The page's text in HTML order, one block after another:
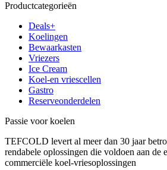
Productcategorieën
Deals+
Koelingen
Bewaarkasten
Vriezers
Ice Cream
Koel-en vriescellen
Gastro
Reserveonderdelen
Passie voor koelen
TEFCOLD levert al meer dan 30 jaar
rendabele oplossingen die voldoen aan de
commerciële koel-vriesoplossingen